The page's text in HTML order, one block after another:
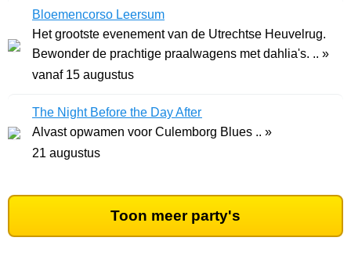
Bloemencorso Leersum
Het grootste evenement van de Utrechtse Heuvelrug.
Bewonder de prachtige praalwagens met dahlia's. .. »
vanaf 15 augustus
The Night Before the Day After
Alvast opwamen voor Culemborg Blues .. »
21 augustus
Toon meer party's